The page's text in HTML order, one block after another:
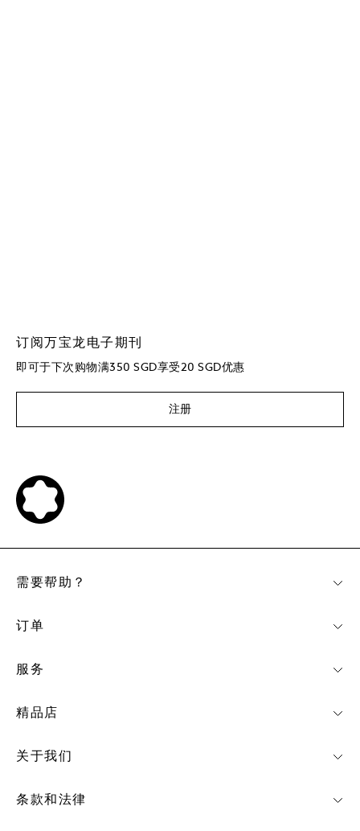
订阅万宝龙电子期刊
即可于下次购物满350 SGD享受20 SGD优惠
注册
需要帮助？
订单
服务
精品店
关于我们
条款和法律